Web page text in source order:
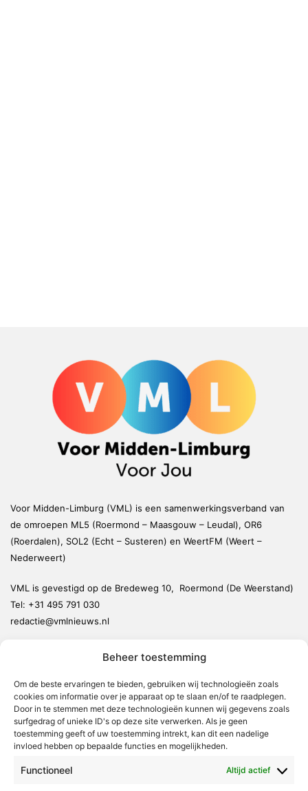
Beheer toestemming
Om de beste ervaringen te bieden, gebruiken wij technologieën zoals
cookies om informatie over je apparaat op te slaan en/of te raadplegen.
Door in te stemmen met deze technologieën kunnen wij gegevens zoals
surfgedrag of unieke ID's op deze site verwerken. Als je geen
toestemming geeft of uw toestemming intrekt, kan dit een nadelige
invloed hebben op bepaalde functies en mogelijkheden.
Functioneel Altijd actief
Voor Midden-Limburg (VML) is een samenwerkingsverband van
de omroepen ML5 (Roermond – Maasgouw – Leudal), OR6
(Roerdalen), SOL2 (Echt – Susteren) en WeertFM (Weert –
Nederweert)
VML is gevestigd op de Bredeweg 10, Roermond (De Weerstand)
Tel: +31 495 791 030
redactie@vmlnieuws.nl
Nederweert
Leudal
Maasgouw
Echt-Susteren
Roerdalen